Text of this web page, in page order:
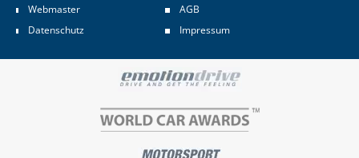
Webmaster
AGB
Datenschutz
Impressum